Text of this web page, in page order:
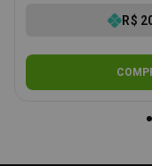
R$